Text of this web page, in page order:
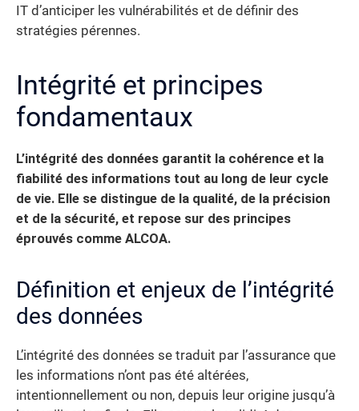
IT d’anticiper les vulnérabilités et de définir des
stratégies pérennes.
Intégrité et principes
fondamentaux
L’intégrité des données garantit la cohérence et la
fiabilité des informations tout au long de leur cycle
de vie. Elle se distingue de la qualité, de la précision
et de la sécurité, et repose sur des principes
éprouvés comme ALCOA.
Définition et enjeux de l’intégrité
des données
L’intégrité des données se traduit par l’assurance que
les informations n’ont pas été altérées,
intentionnellement ou non, depuis leur origine jusqu’à